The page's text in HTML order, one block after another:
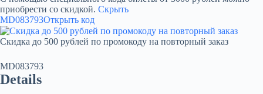
приобрести со скидкой. Скрыть
MD083793Открыть код
Скидка до 500 рублей по промокоду на повторный заказ
MD083793
Details